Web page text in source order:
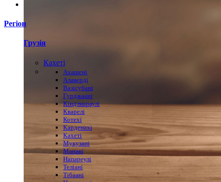
Регіон
Грузія
Кахеті
Ахашені
Алаверді
Вазісубані
Гурджаані
Кіндзмараулі
Кварелі
Котехі
Карденахі
Кахеті
Мукузані
Манаві
Напареулі
Теліані
Тібаані